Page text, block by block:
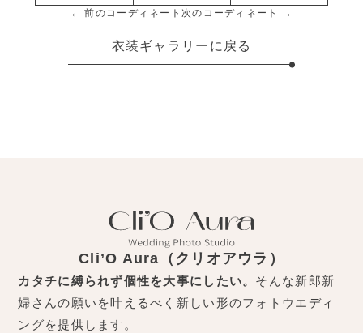
← 前のコーディネート 次のコーディネート →
衣装ギャラリーに戻る
Cli’O Aura（クリオアウラ）
カタチに縛られず個性を大事にしたい。 そんな新郎新
婦さんの願いを叶えるべく新しい形のフォトウエディ
ングを提供します。